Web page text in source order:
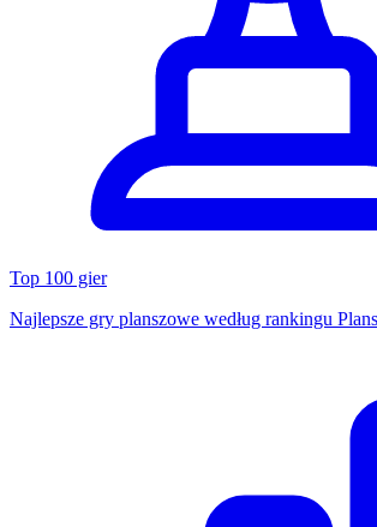
Top 100 gier
Najlepsze gry planszowe według rankingu